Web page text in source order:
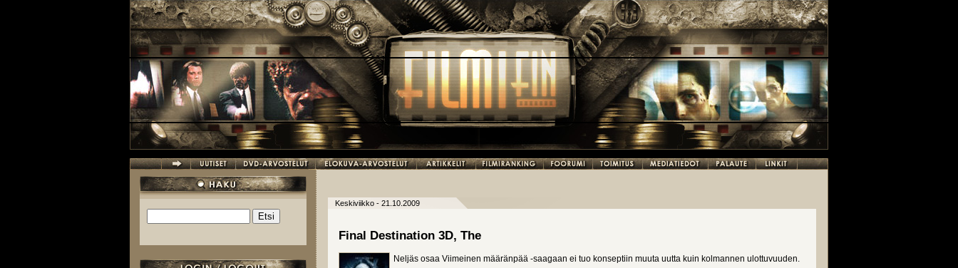
Hakulomake
Keskiviikko - 21.10.2009
Final Destination 3D, The
Neljäs osaa Viimeinen määränpää -saagaan ei tuo konseptiin muuta uutta kuin kolmannen ulottuvuuden.